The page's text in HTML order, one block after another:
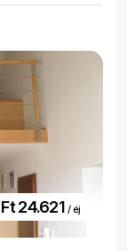
Ft 24.621 / éj